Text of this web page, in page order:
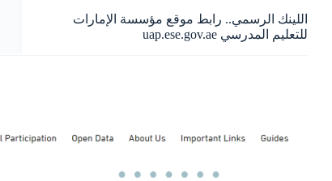
اللينك الرسمي.. رابط موقع مؤسسة الإمارات
للتعليم المدرسي uap.ese.gov.ae